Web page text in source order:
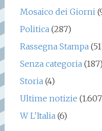
Mosaico dei Giorni
Politica(287)
Rassegna Stampa
Senza categoria(187)
Storia(4)
Ultime notizie
W L'Italia(6)